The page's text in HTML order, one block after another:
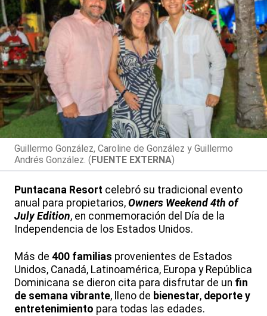
Guillermo González, Caroline de González y Guillermo
Andrés González. (FUENTE EXTERNA)
Puntacana Resort celebró su tradicional evento
anual para propietarios, Owners Weekend 4th of
July Edition, en conmemoración del Día de la
Independencia de los Estados Unidos.
Más de 400 familias provenientes de Estados
Unidos, Canadá, Latinoamérica, Europa y República
Dominicana se dieron cita para disfrutar de un fin
de semana vibrante, lleno de bienestar, deporte y
entretenimiento para todas las edades.